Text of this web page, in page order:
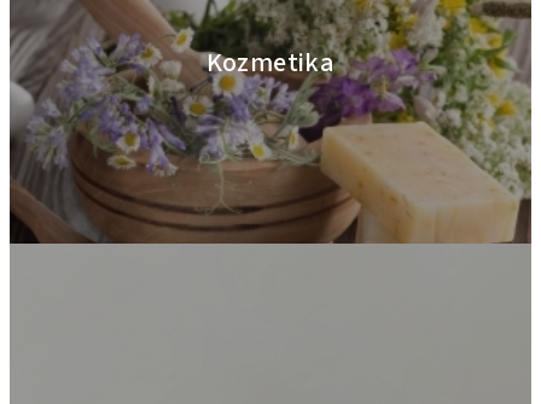
Kozmetika